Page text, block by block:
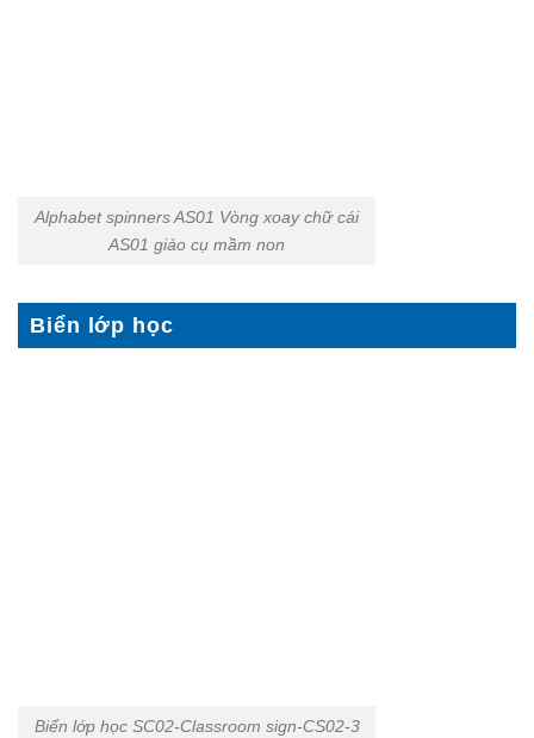
Alphabet spinners AS01 Vòng xoay chữ cái
AS01 giáo cụ mầm non
Biển lớp học
Biển lớp học SC02-Classroom sign-CS02-3